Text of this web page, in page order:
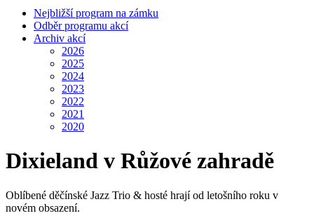
Nejbližší program na zámku
Odběr programu akcí
Archiv akcí
2026
2025
2024
2023
2022
2021
2020
Dixieland v Růžové zahradě
Oblíbené děčínské Jazz Trio & hosté hrají od letošního roku v
novém obsazení.